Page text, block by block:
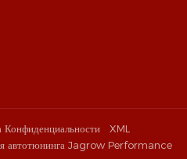
Конфиденциальности
XML
автотюнинга Jagrow Performance